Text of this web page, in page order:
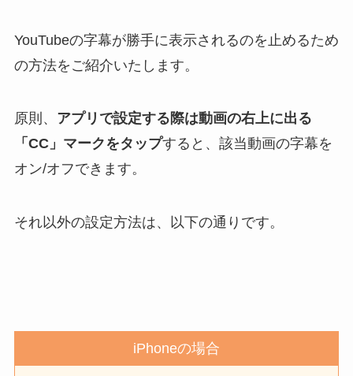
YouTubeの字幕が勝手に表示されるのを止めるため
の方法をご紹介いたします。
原則、 アプリで設定する際は動画の右上に出る
「CC」マークをタップすると、該当動画の字幕を
オン/オフできます。
それ以外の設定方法は、以下の通りです。
iPhoneの場合